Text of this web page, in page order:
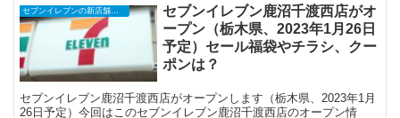
セブンイレブンの新店舗開店予定・オープンセール（福袋）、クーポンなど
セブンイレブン鹿沼千渡西店がオ
ープン（栃木県、2023年1月26日
予定）セール福袋やチラシ、クー
ポンは？
セブンイレブン鹿沼千渡西店がオープンします（栃木県、2023年1月
26日予定）今回はこのセブンイレブン鹿沼千渡西店のオープン情